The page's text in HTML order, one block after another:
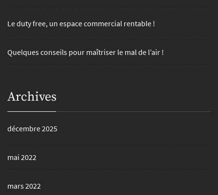
Le duty free, un espace commercial rentable !
Quelques conseils pour maîtriser le mal de l’air !
Archives
décembre 2025
mai 2022
mars 2022